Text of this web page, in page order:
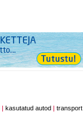
kasutatud autod
transport